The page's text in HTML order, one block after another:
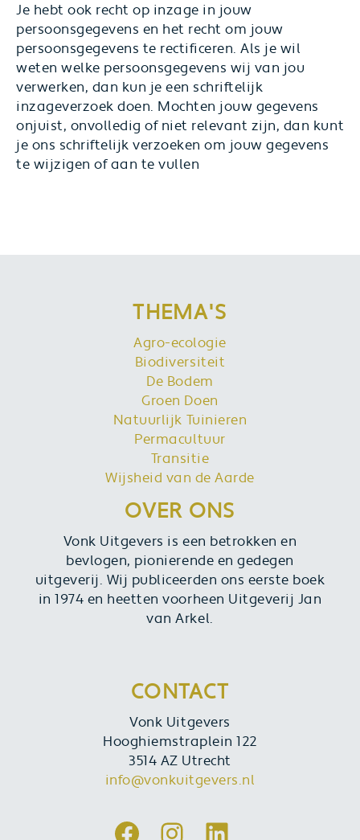
Je hebt ook recht op inzage in jouw
persoonsgegevens en het recht om jouw
persoonsgegevens te rectificeren. Als je wil
weten welke persoonsgegevens wij van jou
verwerken, dan kun je een schriftelijk
inzageverzoek doen. Mochten jouw gegevens
onjuist, onvolledig of niet relevant zijn, dan kunt
je ons schriftelijk verzoeken om jouw gegevens
te wijzigen of aan te vullen
THEMA'S
Agro-ecologie
Biodiversiteit
De Bodem
Groen Doen
Natuurlijk Tuinieren
Permacultuur
Transitie
Wijsheid van de Aarde
OVER ONS
Vonk Uitgevers is een betrokken en
bevlogen, pionierende en gedegen
uitgeverij. Wij publiceerden ons eerste boek
in 1974 en heetten voorheen Uitgeverij Jan
van Arkel.
CONTACT
Vonk Uitgevers
Hooghiemstraplein 122
3514 AZ Utrecht
info@vonkuitgevers.nl
Facebook
Instagram
LinkedIn